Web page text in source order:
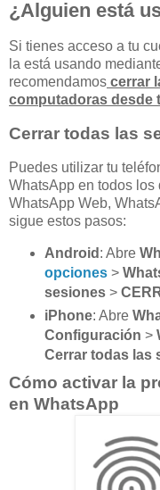
¿Alguien está
Si tienes acceso a tu
la está usando
recomendamos cerrar
computadoras desde
Cerrar todas las
Puedes utilizar tu
WhatsApp en todos
WhatsApp Web,
sigue estos pasos:
Android : Abre
opciones>
sesiones>
iPhone: Abre
Configuración >
Cerrar todas las
Cómo activar la
en WhatsApp